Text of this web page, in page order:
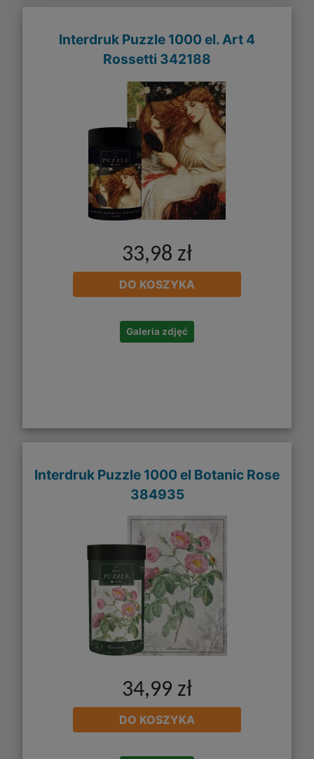
Interdruk Puzzle 1000 el. Art 4
Rossetti 342188
33,98 zł
DO KOSZYKA
Galeria zdjęć
Interdruk Puzzle 1000 el Botanic Rose
384935
34,99 zł
DO KOSZYKA